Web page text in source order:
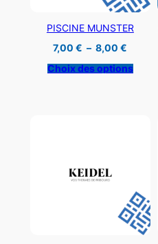
PISCINE MUNSTER
7,00€ – 8,00€
prix :
7,00 €
Choix des options